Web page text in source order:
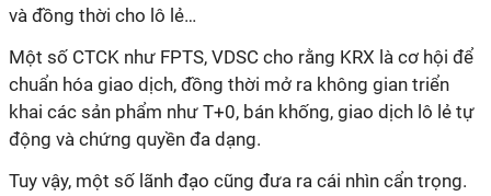
và đồng thời cho lô lẻ…
Một số CTCK như FPTS, VDSC cho rằng KRX là cơ hội để
chuẩn hóa giao dịch, đồng thời mở ra không gian triển
khai các sản phẩm như T+0, bán khống, giao dịch lô lẻ tự
động và chứng quyền đa dạng.
Tuy vậy, một số lãnh đạo cũng đưa ra cái nhìn cẩn trọng.